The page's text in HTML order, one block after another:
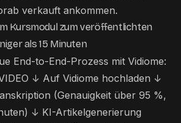
verkauft ankommen.
Kursmodul zum veröffentlichten
als 15 Minuten
End-to-End-Prozess mit Vidiome:
↓ Auf Vidiome hochladen ↓
(Genauigkeit über 95 %,
↓ KI-Artikelgenerierung